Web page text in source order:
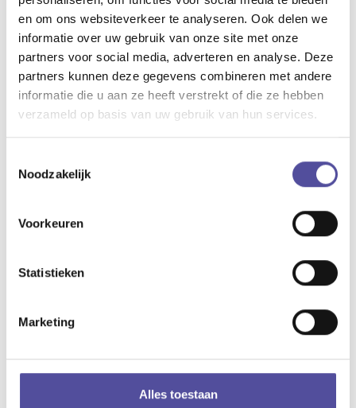
en om ons websiteverkeer te analyseren. Ook delen we
informatie over uw gebruik van onze site met onze
partners voor social media, adverteren en analyse. Deze
partners kunnen deze gegevens combineren met andere
informatie die u aan ze heeft verstrekt of die ze hebben
verzameld op basis van uw gebruik van hun services.
Noodzakelijk
Voorkeuren
Statistieken
Marketing
Alles toestaan
Heb je vragen? Of
wil je even
binnenkijken?
met ons op
info@delaen.nl
deze woning